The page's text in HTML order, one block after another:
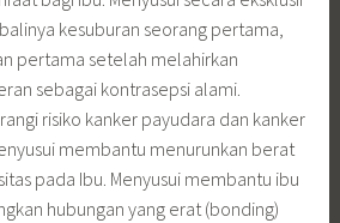
kesuburan seorang pertama,
pertama setelah melahirkan
sebagai kontrasepsi alami.
risiko kanker payudara dan kanker
membantu menurunkan berat
pada Ibu. Menyusui membantu ibu
hubungan yang erat (bonding)